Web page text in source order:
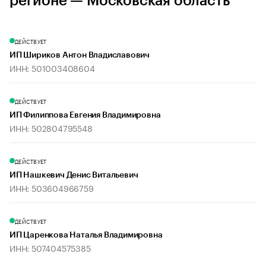
ДЕЙСТВУЕТ
ИП Шириков Антон Владиславович
ИНН: 501003408604
ДЕЙСТВУЕТ
ИП Филиппова Евгения Владимировна
ИНН: 502804795548
ДЕЙСТВУЕТ
ИП Нашкевич Денис Витальевич
ИНН: 503604966759
ДЕЙСТВУЕТ
ИП Царенкова Наталья Владимировна
ИНН: 507404575385